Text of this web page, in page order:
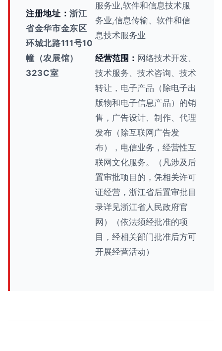
注册地址：浙江
省金华市金东区
环城北路111号10
幢（农展馆）
323C室
服务业,软件和信息技术服
务业,信息传输、软件和信
息技术服务业
经营范围： 网络技术开发、
技术服务、技术咨询、技术
转让，电子产品（除电子出
版物和电子信息产品）的销
售，广告设计、制作、代理
发布（除互联网广告发
布），电信业务，经营性互
联网文化服务。（凡涉及后
置审批项目的，凭相关许可
证经营，浙江省后置审批目
录详见浙江省人民政府官
网）（依法须经批准的项
目，经相关部门批准后方可
开展经营活动）